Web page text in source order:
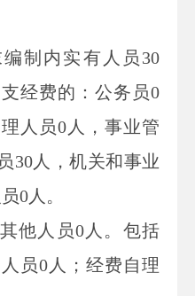
编制内 实有人员 30
经费的 ： 公务员0
人员0人 ， 事业管
30人，机关和事业
0人 。
其他人员0人。包括
员0人；经费自理